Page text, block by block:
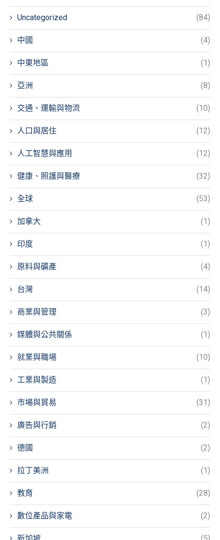
Uncategorized (84)
中國 (4)
中東地區 (1)
亞洲 (8)
交通、運輸與物流 (10)
人口與居住 (12)
人工智慧與應用 (12)
健康、照護與醫療 (32)
全球 (53)
加拿大 (1)
印度 (1)
原料與礦產 (4)
台灣 (14)
商業與管理 (3)
媒體與公共關係 (1)
就業與職場 (10)
工業與製造 (1)
市場與貿易 (31)
廣告與行銷 (2)
德國 (2)
拉丁美洲 (1)
教育 (28)
數位產品與家電 (2)
新加坡 (5)